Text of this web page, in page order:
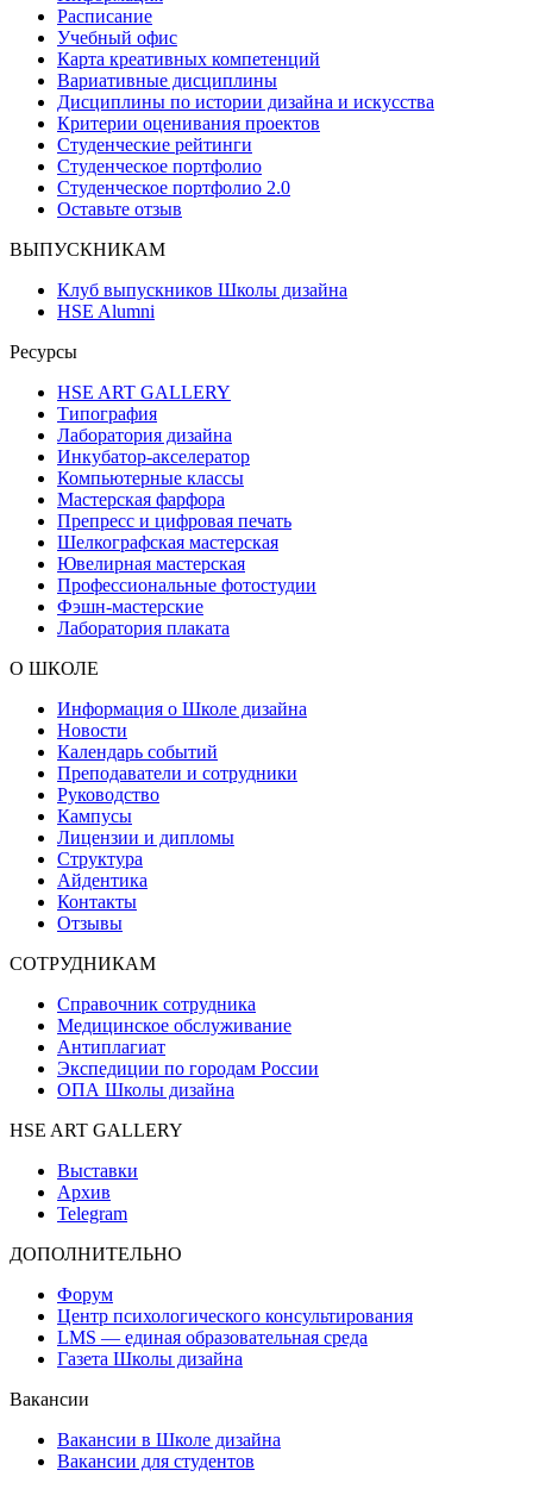
Расписание
Учебный офис
Карта креативных компетенций
Вариативные дисциплины
Дисциплины по истории дизайна и искусства
Критерии оценивания проектов
Студенческие рейтинги
Студенческое портфолио
Студенческое портфолио 2.0
Оставьте отзыв
ВЫПУСКНИКАМ
Клуб выпускников Школы дизайна
HSE Alumni
Ресурсы
HSE ART GALLERY
Типография
Лаборатория дизайна
Инкубатор-акселератор
Компьютерные классы
Мастерская фарфора
Препресс и цифровая печать
Шелкографская мастерская
Ювелирная мастерская
Профессиональные фотостудии
Фэшн-мастерские
Лаборатория плаката
О ШКОЛЕ
Информация о Школе дизайна
Новости
Календарь событий
Преподаватели и сотрудники
Руководство
Кампусы
Лицензии и дипломы
Структура
Айдентика
Контакты
Отзывы
СОТРУДНИКАМ
Справочник сотрудника
Медицинское обслуживание
Антиплагиат
Экспедиции по городам России
ОПА Школы дизайна
HSE ART GALLERY
Выставки
Архив
Telegram
ДОПОЛНИТЕЛЬНО
Форум
Центр психологического консультирования
LMS — единая образовательная среда
Газета Школы дизайна
Вакансии
Вакансии в Школе дизайна
Вакансии для студентов